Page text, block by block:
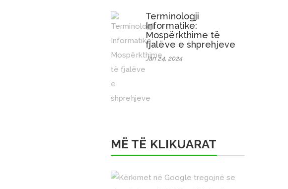
Terminologji
Informatike:
Mospërkthime të
fjalëve e shprehjeve
Jan 24, 2024
MË TË KLIKUARAT